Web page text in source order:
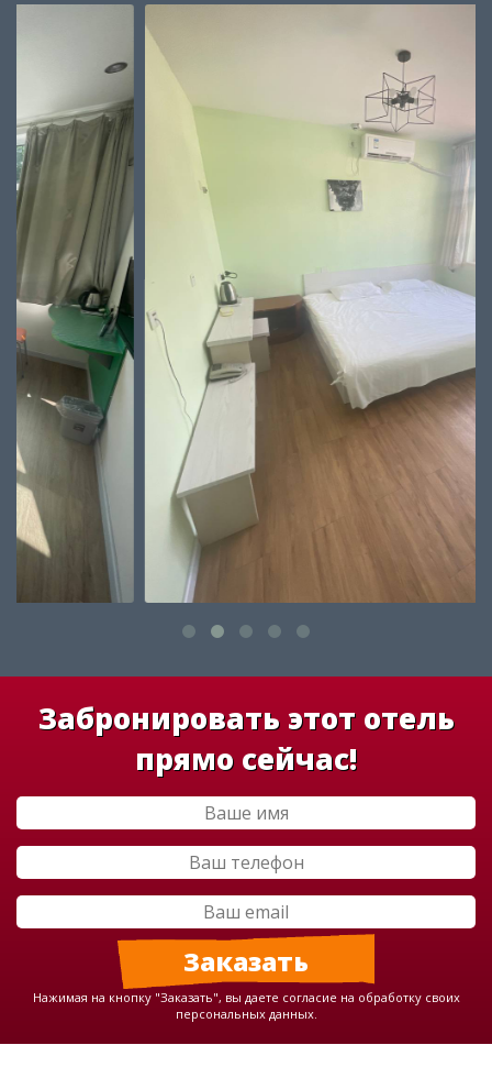
Забронировать этот отель
прямо сейчас!
Нажимая на кнопку "Заказать", вы даете согласие на обработку своих
персональных данных.